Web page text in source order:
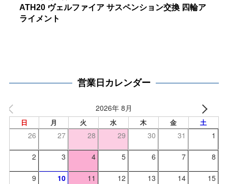
ATH20 ヴェルファイア サスペンション交換 四輪ア
ライメント
営業日カレンダー
2026年 8月
日 月 火 水 木 金 土
26 27 28 29 30 31 1
2 3 4 5 6 7 8
9 10 11 12 13 14 15